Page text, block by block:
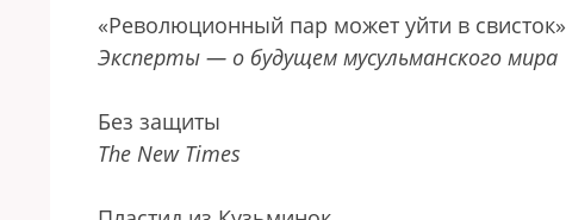
«Революционный пар может уйти в свисток»
Эксперты — о будущем мусульманского мира
Без защиты
The New Times